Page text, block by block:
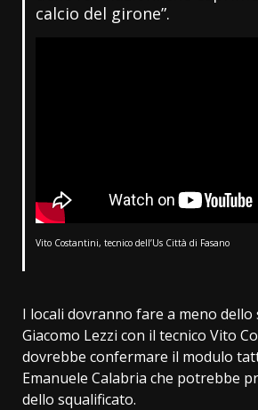
calcio del girone”.
Vito Costantini, tecnico dell’Us Città di Fasano
I locali dovranno fare a meno dello
Giacomo Lezzi con il tecnico Vito
dovrebbe confermare il modulo
Emanuele Calabria che potrebbe
dello squalificato.